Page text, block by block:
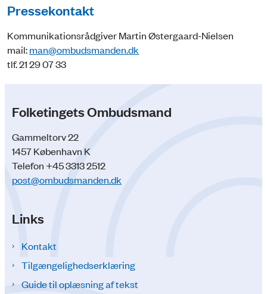
Pressekontakt
Kommunikationsrådgiver Martin Østergaard-Nielsen
mail:man@ombudsmanden.dk
tlf. 21 29 07 33
Folketingets Ombudsmand
Gammeltorv 22
1457 København K
Telefon +45 3313 2512
post@ombudsmanden.dk
Links
Kontakt
Tilgængelighedserklæring
Guide til oplæsning af tekst